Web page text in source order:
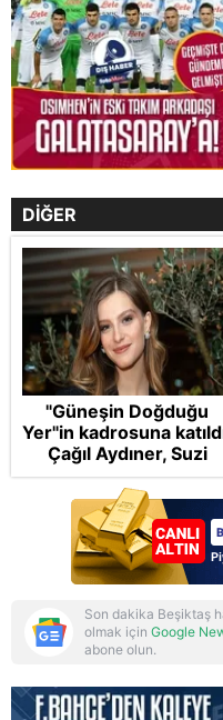
DİĞER
"Güneşin Doğduğu
Yer"in kadrosuna
Çağıl Aydıner, Suzi
karakteriyle geliyor
Son dakika Beşiktaş
olmak için Google
abone olun.